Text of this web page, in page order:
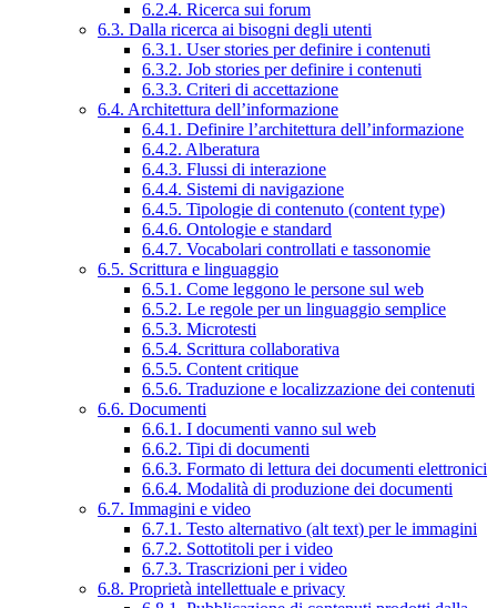
6.2.4. Ricerca sui forum
6.3. Dalla ricerca ai bisogni degli utenti
6.3.1. User stories per definire i contenuti
6.3.2. Job stories per definire i contenuti
6.3.3. Criteri di accettazione
6.4. Architettura dell’informazione
6.4.1. Definire l’architettura dell’informazione
6.4.2. Alberatura
6.4.3. Flussi di interazione
6.4.4. Sistemi di navigazione
6.4.5. Tipologie di contenuto (content type)
6.4.6. Ontologie e standard
6.4.7. Vocabolari controllati e tassonomie
6.5. Scrittura e linguaggio
6.5.1. Come leggono le persone sul web
6.5.2. Le regole per un linguaggio semplice
6.5.3. Microtesti
6.5.4. Scrittura collaborativa
6.5.5. Content critique
6.5.6. Traduzione e localizzazione dei contenuti
6.6. Documenti
6.6.1. I documenti vanno sul web
6.6.2. Tipi di documenti
6.6.3. Formato di lettura dei documenti elettronici
6.6.4. Modalità di produzione dei documenti
6.7. Immagini e video
6.7.1. Testo alternativo (alt text) per le immagini
6.7.2. Sottotitoli per i video
6.7.3. Trascrizioni per i video
6.8. Proprietà intellettuale e privacy